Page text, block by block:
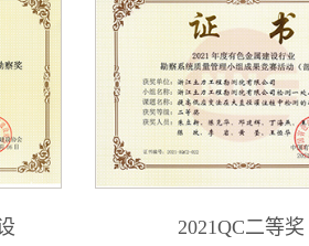
2021QC二等奖